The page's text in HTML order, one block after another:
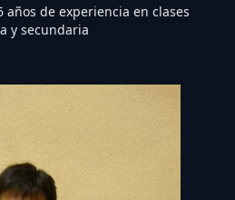
años de experiencia en clases
y secundaria